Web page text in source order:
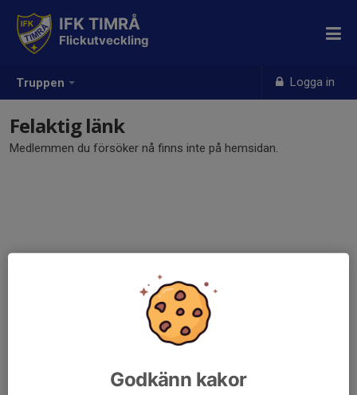
Truppen Logga in
IFK TIMRÅ
Flickutveckling
Felaktig länk
Medlemmen du försöker nå finns inte på hemsidan.
Godkänn kakor